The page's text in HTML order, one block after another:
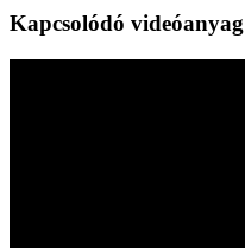
Kapcsolódó videóanyag